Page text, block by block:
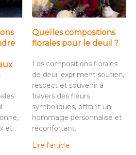
:
et
Quelles compositions
florales pour le deuil ?
Les compositions florales
de deuil expriment soutien,
respect et souvenir à
travers des fleurs
symboliques, offrant un
hommage personnalisé et
réconfortant.
Lire l'article